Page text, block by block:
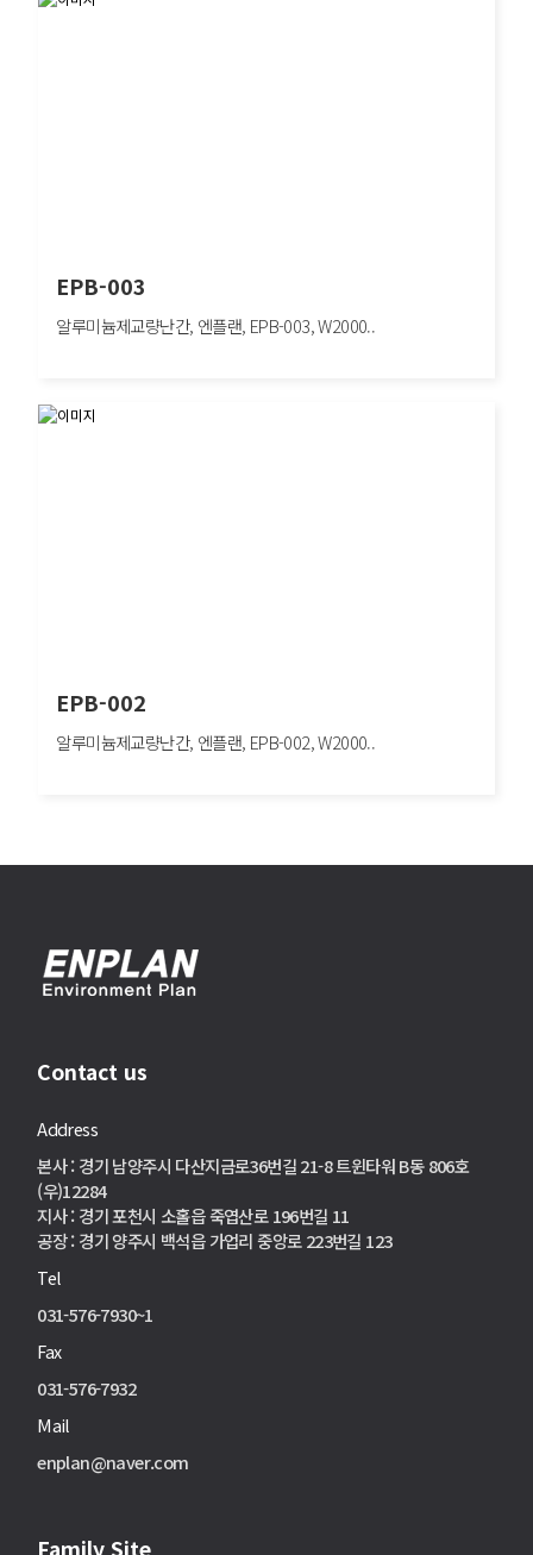
EPB-003
알루미늄제교량난간, 엔플랜, EPB-003, W2000..
알루미늄제교량난간, 엔플랜, EPB-003, W2000×H800mm, 보행자방호/도심구간
EPB-002
알루미늄제교량난간, 엔플랜, EPB-002, W2000..
Contact us
Address
본사 : 경기 남양주시 다산지금로36번길 21-8 트윈타워 B동 806호
(우)12284
지사 : 경기 포천시 소홀읍 죽엽산로 196번길 11
공장 : 경기 양주시 백석읍 가업리 중앙로 223번길 123
Tel
031-576-7930~1
Fax
031-576-7932
Mail
enplan@naver.com
Family Site